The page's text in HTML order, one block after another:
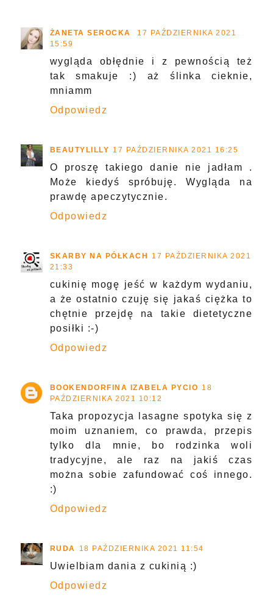
ŻANETA SEROCKA
17 PAŹDZIERNIKA 2021
15:59
wygląda obłędnie i z pewnością też
tak smakuje :) aż ślinka cieknie,
mniamm
Odpowiedz
BEAUTYLILLY 17 PAŹDZIERNIKA 2021 16:25
O proszę takiego danie nie jadłam .
Może kiedyś spróbuję. Wygląda na
prawdę apeczytycznie.
Odpowiedz
SKARBY NA PÓŁKACH
17 PAŹDZIERNIKA 2021
21:33
cukinię mogę jeść w każdym wydaniu,
a że ostatnio czuję się jakaś ciężka to
chętnie przejdę na takie dietetyczne
posiłki :-)
Odpowiedz
BOOKENDORFINA IZABELA PYCIO 18
PAŹDZIERNIKA 2021 10:12
Taka propozycja lasagne spotyka się z
moim uznaniem, co prawda, przepis
tylko dla mnie, bo rodzinka woli
tradycyjne, ale raz na jakiś czas
można sobie zafundować coś innego.
:)
Odpowiedz
RUDA 18 PAŹDZIERNIKA 2021 11:54
Uwielbiam dania z cukinią :)
Odpowiedz